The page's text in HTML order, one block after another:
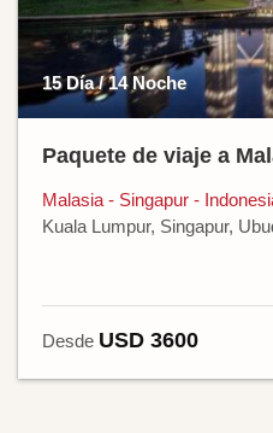
15 Día / 14 Noche
Paquete de viaje a
Malasia - Singapur -
Kuala Lumpur, Singapur,
Desde USD 3600